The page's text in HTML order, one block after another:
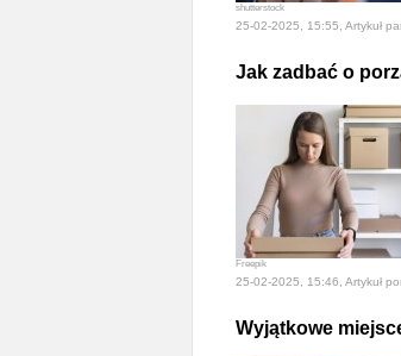
shutterstock
25-02-2025, 15:55, Artykuł
Jak zadbać o
Freepik
25-02-2025, 15:46, Artykuł
Wyjątkowe